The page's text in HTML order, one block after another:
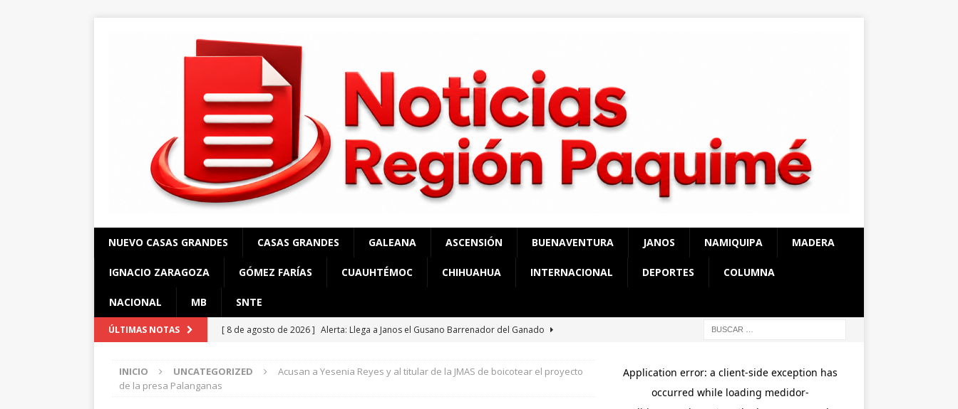
NUEVO CASAS GRANDES CASAS GRANDES GALEANA ASCENSIÓN BUENAVENTURA JANOS NAMIQUIPA MADERA
IGNACIO ZARAGOZA GÓMEZ FARÍAS CUAUHTÉMOC CHIHUAHUA INTERNACIONAL DEPORTES COLUMNA
NACIONAL MB SNTE
ÚLTIMAS NOTAS [ 8 de agosto de 2026 ] Alerta: Llega a Janos el Gusano Barrenador del Ganado
[ 7 de agosto de 2026 ] Galería: Reconoce Edith Escárcega a más de 35 expositores de la
INICIO UNCATEGORIZED
Acusan a Yesenia Reyes y al titular de la JMAS de boicotear el proyecto
de la presa Palanganas